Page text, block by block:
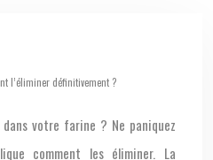
l’éliminer définitivement ?
votre farine ? Ne paniquez
comment les éliminer. La